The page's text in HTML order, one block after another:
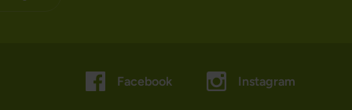
Facebook Instagram